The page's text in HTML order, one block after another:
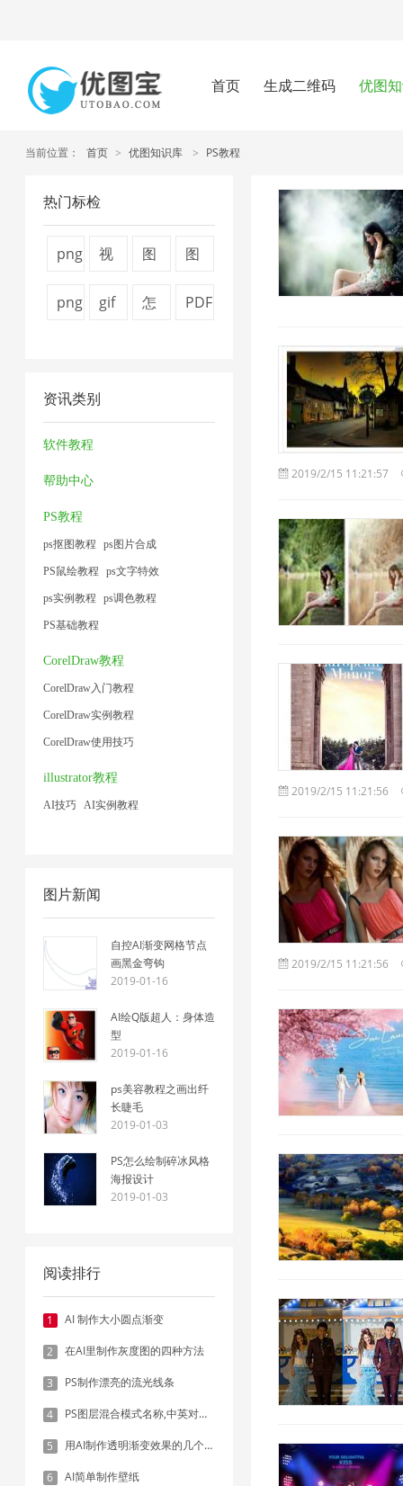
首页 生成二维码 优图
当前位置： 首页 > 优图知识库 > PS教程
热门标检
png
缩
1
视
1
图
图
2
png
工
具
1
gif
压
怎
PDF
资讯类别
软件教程
帮助中心
PS教程
ps抠图教程 ps图片合成
PS鼠绘教程 ps文字特效
ps实例教程 ps调色教程
PS基础教程
CorelDraw教程
CorelDraw入门教程
CorelDraw实例教程
CorelDraw使用技巧
illustrator教程
AI技巧 AI实例教程
图片新闻
自控AI渐变网格节点
画黑金弯钩
2019-01-16
AI绘Q版超人：身体造
型
2019-01-16
ps美容教程之画出纤
长睫毛
2019-01-03
PS怎么绘制碎冰风格
海报设计
2019-01-03
阅读排行
1 AI 制作大小圆点渐变
2 在AI里制作灰度图的四种方法
3 PS制作漂亮的流光线条
4 PS图层混合模式名称,中英对照表
5 用AI制作透明渐变效果的几个方法
6 AI简单制作壁纸
2019/2/15 11:21:57
2019/2/15 11:21:56
2019/2/15 11:21:56